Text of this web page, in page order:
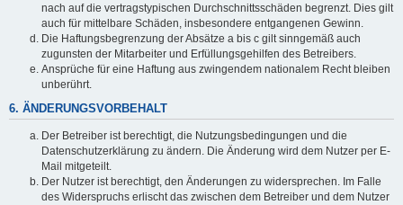
nach auf die vertragstypischen Durchschnittsschäden begrenzt. Dies gilt
auch für mittelbare Schäden, insbesondere entgangenen Gewinn.
Die Haftungsbegrenzung der Absätze a bis c gilt sinngemäß auch
zugunsten der Mitarbeiter und Erfüllungsgehilfen des Betreibers.
Ansprüche für eine Haftung aus zwingendem nationalem Recht bleiben
unberührt.
6. ÄNDERUNGSVORBEHALT
Der Betreiber ist berechtigt, die Nutzungsbedingungen und die
Datenschutzerklärung zu ändern. Die Änderung wird dem Nutzer per E-
Mail mitgeteilt.
Der Nutzer ist berechtigt, den Änderungen zu widersprechen. Im Falle
des Widerspruchs erlischt das zwischen dem Betreiber und dem Nutzer